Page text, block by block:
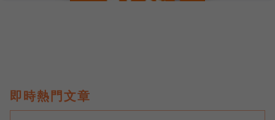
即時熱門文章